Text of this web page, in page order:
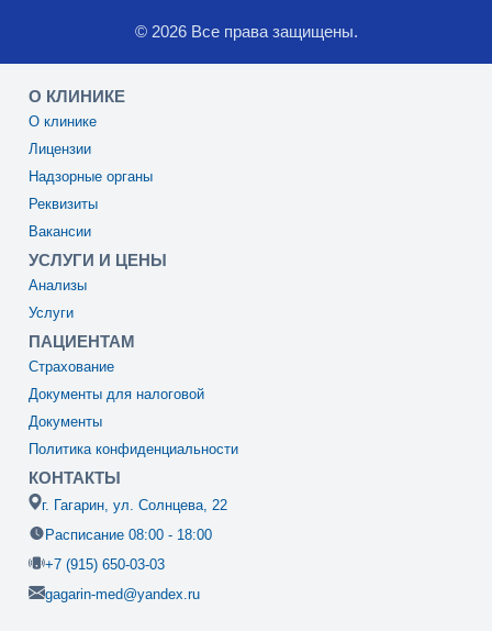
© 2026 Все права защищены.
О КЛИНИКЕ
О клинике
Лицензии
Надзорные органы
Реквизиты
Вакансии
УСЛУГИ И ЦЕНЫ
Анализы
Услуги
ПАЦИЕНТАМ
Страхование
Документы для налоговой
Документы
Политика конфиденциальности
КОНТАКТЫ
г. Гагарин, ул. Солнцева, 22
Расписание 08:00 - 18:00
+7 (915) 650-03-03
gagarin-med@yandex.ru